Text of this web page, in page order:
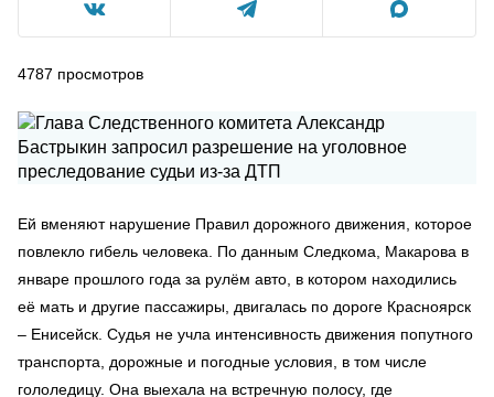
4787 просмотров
Ей вменяют нарушение Правил дорожного движения, которое
повлекло гибель человека. По данным Следкома, Макарова в
январе прошлого года за рулём авто, в котором находились
её мать и другие пассажиры, двигалась по дороге Красноярск
– Енисейск. Судья не учла интенсивность движения попутного
транспорта, дорожные и погодные условия, в том числе
гололедицу. Она выехала на встречную полосу, где